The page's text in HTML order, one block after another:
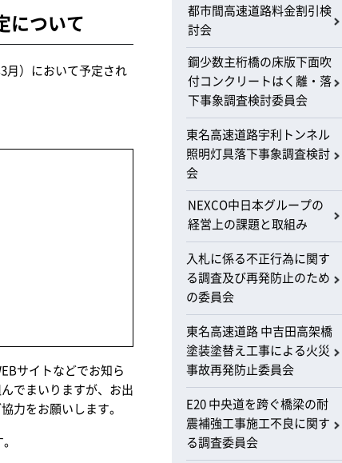
について
月）において予定され
サイトなどでお知ら
でまいりますが、お出
力をお願いします。
都市間高速道路料金割引検
討会
鋼少数主桁橋の床版下面吹
付コンクリートはく離・落
下事象調査検討委員会
東名高速道路宇利トンネル
照明灯具落下事象調査検討
会
NEXCO中日本グループの
経営上の課題と取組み
入札に係る不正行為に関す
る調査及び再発防止のため
の委員会
東名高速道路 中吉田高架橋
塗装塗替え工事による火災
事故再発防止委員会
E20 中央道を跨ぐ橋梁の耐
震補強工事施工不良に関す
る調査委員会